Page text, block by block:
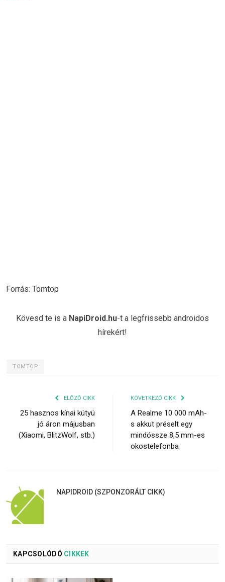
Forrás: Tomtop
Kövesd te is a NapiDroid.hu-t a legfrissebb androidos
hírekért!
TOMTOP
ELŐZŐ CIKK
25 hasznos kínai kütyü
jó áron májusban
(Xiaomi, BlitzWolf, stb.)
KÖVETKEZŐ CIKK
A Realme 10 000 mAh-
s akkut préselt egy
mindössze 8,5 mm-es
okostelefonba
NAPIDROID (SZPONZORÁLT CIKK)
KAPCSOLÓDÓ CIKKEK